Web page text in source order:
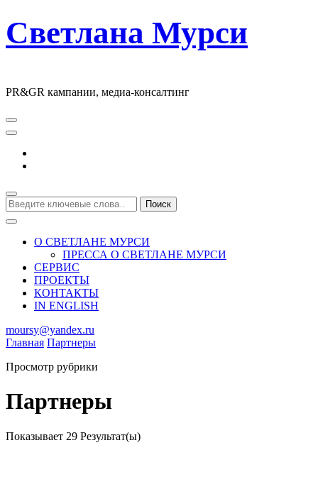
Светлана Мурси
PR&GR кампании, медиа-консалтинг
Ищите
что-
то?
О СВЕТЛАНЕ МУРСИ
ПРЕССА О СВЕТЛАНЕ МУРСИ
СЕРВИС
ПРОЕКТЫ
КОНТАКТЫ
IN ENGLISH
moursy@yandex.ru
Главная Партнеры
Просмотр рубрики
Партнеры
Показывает 29 Результат(ы)